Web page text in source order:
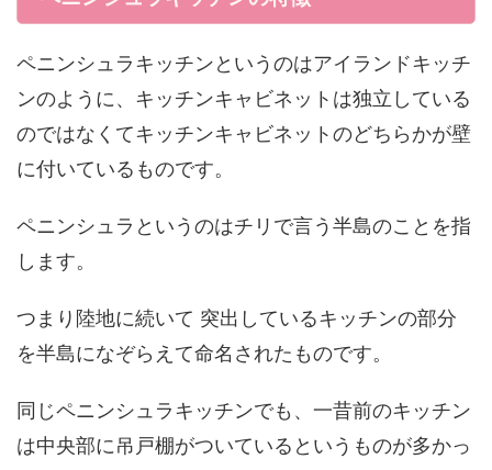
ペニンシュラキッチンというのはアイランドキッチ
ンのように、キッチンキャビネットは独立している
のではなくてキッチンキャビネットのどちらかが壁
に付いているものです。
ペニンシュラというのはチリで言う半島のことを指
します。
つまり陸地に続いて 突出しているキッチンの部分
を半島になぞらえて命名されたものです。
同じペニンシュラキッチンでも、一昔前のキッチン
は中央部に吊戸棚がついているというものが多かっ